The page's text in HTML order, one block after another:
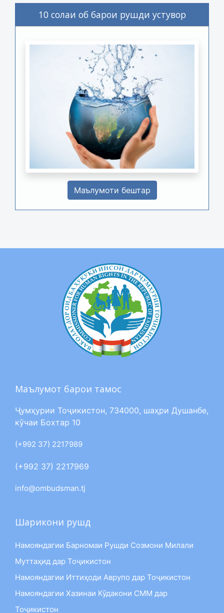
10 солаи об барои рушди устувор
Маълумоти бештар
Маълумот барои тамос
Ҷумҳурии Тоҷикистон, 734000, шаҳри Душанбе,
кӯчаи Бохтар 10
(+992 37) 2217989
(+992 37) 2217969
info@ombudsman.tj
Шарикони рушд
Намояндагии Барномаи Рушди Созмони Милали
Муттаҳид дар Тоҷикистон
Намояндагии Иттиҳоди Аврупо дар Тоҷикистон
Намояндагии Хазинаи Кӯдакони СММ дар
Тоҷикистон